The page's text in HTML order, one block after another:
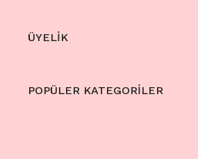
ÜYELİK
POPÜLER KATEGORİLER